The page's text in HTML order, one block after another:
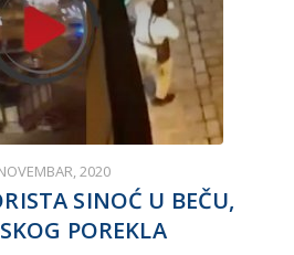
2020
SINOĆ U BEČU,
POREKLA